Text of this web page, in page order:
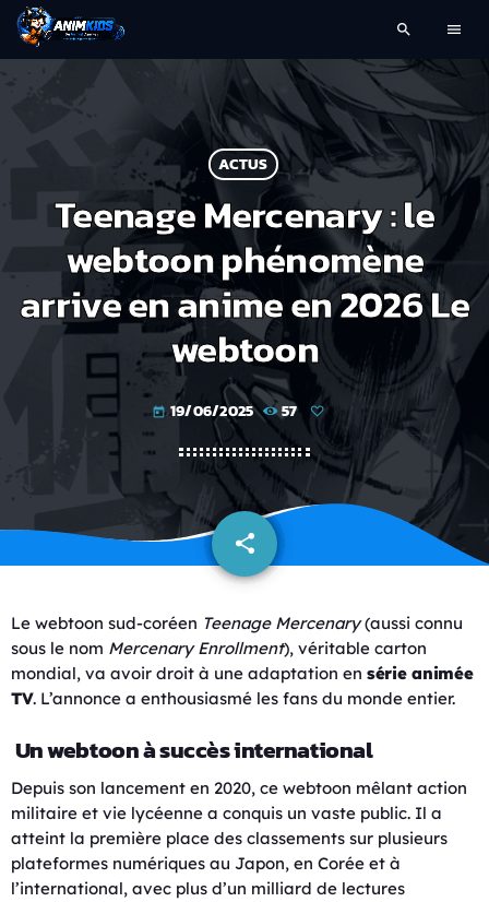
search menu
ACTUS
Teenage Mercenary : le
webtoon phénomène
arrive en anime en 2026 Le
webtoon
today 19/06/2025 57
share
email
Le webtoon sud-coréen Teenage Mercenary(aussi connu
sous le nom Mercenary Enrollment), véritable carton
mondial, va avoir droit à une adaptation en série animée
TV. L’annonce a enthousiasmé les fans du monde entier.
Un webtoon à succès international
Depuis son lancement en 2020, ce webtoon mêlant action
militaire et vie lycéenne a conquis un vaste public. Il a
atteint la première place des classements sur plusieurs
plateformes numériques au Japon, en Corée et à
l’international, avec plus d’un milliard de lectures